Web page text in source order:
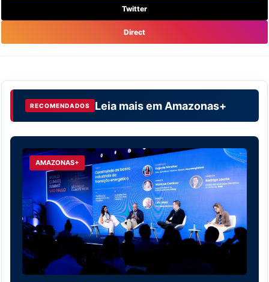
Twitter
Direct
RECOMENDADOS Leia mais em Amazonas+
AMAZONAS+